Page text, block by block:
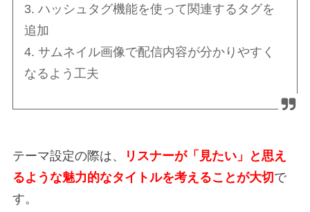
3. ハッシュタグ機能を使って関連するタグを
追加
4. サムネイル画像で配信内容が分かりやすく
なるよう工夫
テーマ設定の際は、
リスナーが「見たい」と思え
るような魅力的なタイトルを考えることが大切で
す。